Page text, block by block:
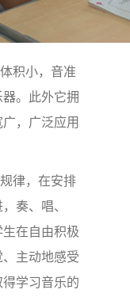
积小，音准
。此外它拥
，广泛应用
律，在安排
奏、唱、
在自由积极
主动地感受
学习音乐的